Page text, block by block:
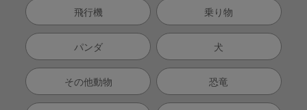
飛行機 乗り物
パンダ 犬
その他動物 恐竜